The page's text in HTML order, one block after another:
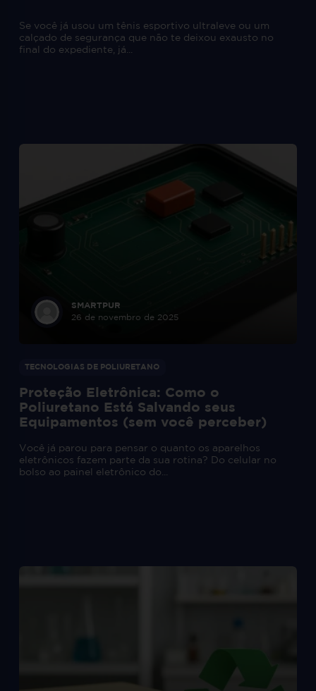
Se você já usou um tênis esportivo ultraleve ou um
calçado de segurança que não te deixou exausto no
final do expediente, já...
SMARTPUR
26 de novembro de 2025
TECNOLOGIAS DE POLIURETANO
Proteção Eletrônica: Como o
Poliuretano Está Salvando seus
Equipamentos (sem você perceber)
Você já parou para pensar o quanto os aparelhos
eletrônicos fazem parte da sua rotina? Do celular no
bolso ao painel eletrônico do...